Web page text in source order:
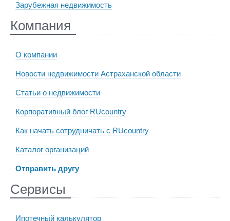
Зарубежная недвижимость
Компания
О компании
Новости недвижимости Астраханской области
Статьи о недвижимости
Корпоративный блог RUcountry
Как начать сотрудничать с RUcountry
Каталог организаций
Отправить другу
Сервисы
Ипотечный калькулятор